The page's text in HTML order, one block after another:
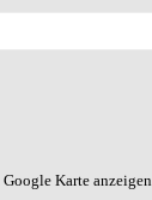
Google Karte anzeigen